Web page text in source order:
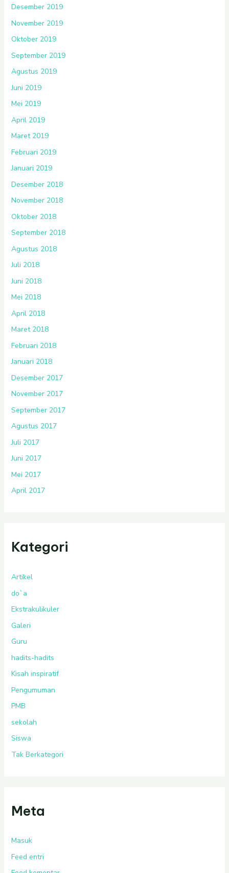
Desember 2019
November 2019
Oktober 2019
September 2019
Agustus 2019
Juni 2019
Mei 2019
April 2019
Maret 2019
Februari 2019
Januari 2019
Desember 2018
November 2018
Oktober 2018
September 2018
Agustus 2018
Juli 2018
Juni 2018
Mei 2018
April 2018
Maret 2018
Februari 2018
Januari 2018
Desember 2017
November 2017
September 2017
Agustus 2017
Juli 2017
Juni 2017
Mei 2017
April 2017
Kategori
Artikel
do`a
Ekstrakulikuler
Galeri
Guru
hadits-hadits
Kisah inspiratif
Pengumuman
PMB
sekolah
Siswa
Tak Berkategori
Meta
Masuk
Feed entri